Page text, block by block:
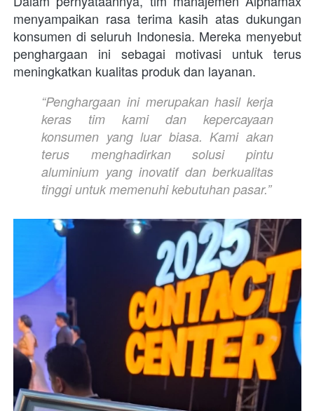
menyampaikan rasa terima kasih atas dukungan
konsumen di seluruh Indonesia. Mereka menyebut
penghargaan ini sebagai motivasi untuk terus
meningkatkan kualitas produk dan layanan.
“Penghargaan ini merupakan hasil kerja
keras tim kami dan kepercayaan
konsumen yang luar biasa. Kami akan
terus menghadirkan solusi pintu
aluminium yang inovatif dan berkualitas
tinggi untuk memenuhi kebutuhan pasar.”